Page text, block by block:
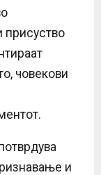
присуство
човекови
и